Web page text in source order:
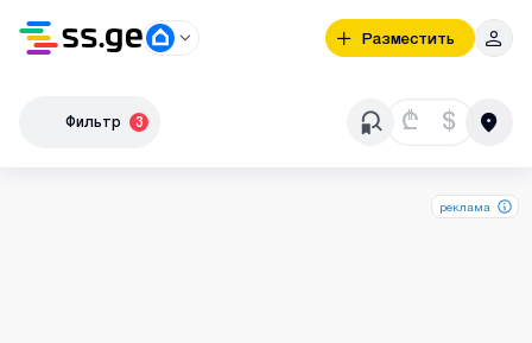
Разместить
Фильтр 3 ₾ $
реклама